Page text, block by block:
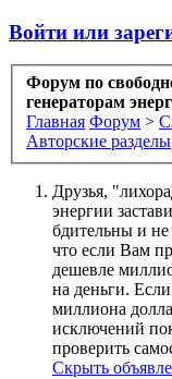
Войти или
Форум по
генераторам
Главная Форум >
Авторские разделы
Друзья,
энергии
бдительны и
что если Вам
дешевле
на деньги.
миллиона
исключений
проверить
Скрыть